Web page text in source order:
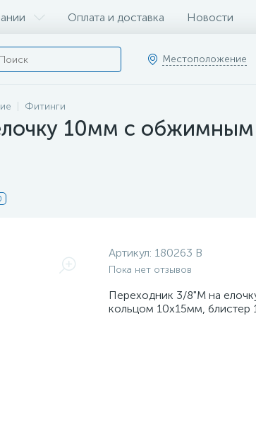
Оплата и доставка Новости
Местоположение
Фитинги
10мм с
Артикул: 180263 B
Пока нет отзывов
Переходник 3/8"M на
кольцом 10x15мм, блистер